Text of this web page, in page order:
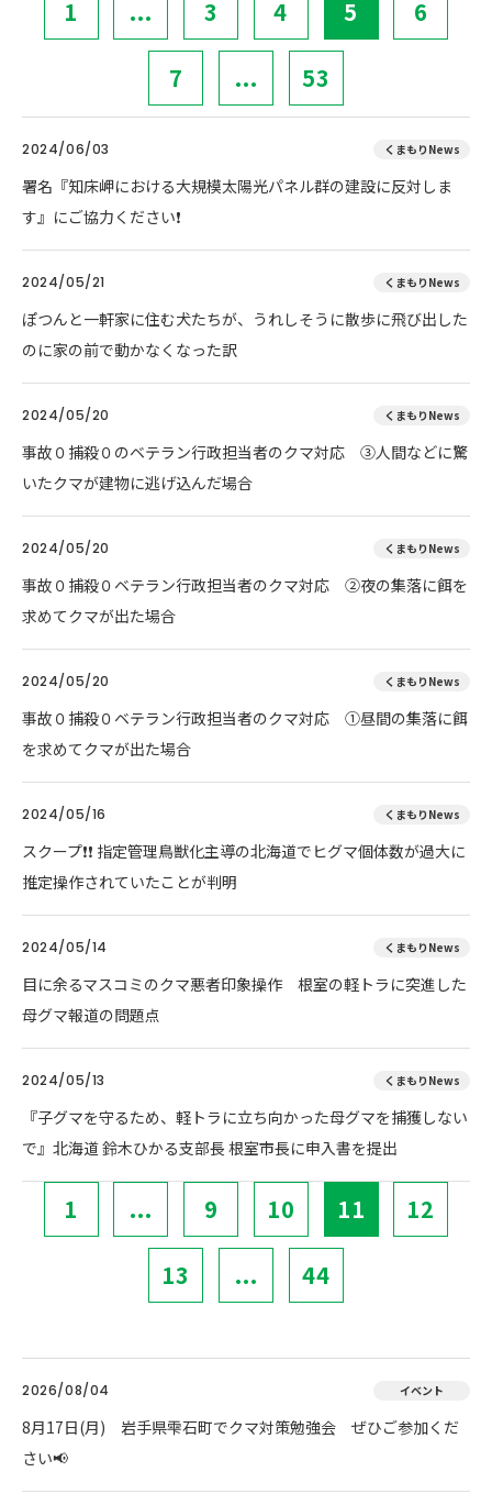
1 ... 3 4 5 6
7 ... 53
2024/06/03 くまもりNews
署名『知床岬における大規模太陽光パネル群の建設に反対しま
す』にご協力ください❗
2024/05/21 くまもりNews
ぽつんと一軒家に住む犬たちが、うれしそうに散歩に飛び出した
のに家の前で動かなくなった訳
2024/05/20 くまもりNews
事故０捕殺０のベテラン行政担当者のクマ対応 ③人間などに驚
いたクマが建物に逃げ込んだ場合
2024/05/20 くまもりNews
事故０捕殺０ベテラン行政担当者のクマ対応 ②夜の集落に餌を
求めてクマが出た場合
2024/05/20 くまもりNews
事故０捕殺０ベテラン行政担当者のクマ対応 ①昼間の集落に餌
を求めてクマが出た場合
2024/05/16 くまもりNews
スクープ❗❗ 指定管理鳥獣化主導の北海道でヒグマ個体数が過大に
推定操作されていたことが判明
2024/05/14 くまもりNews
目に余るマスコミのクマ悪者印象操作 根室の軽トラに突進した
母グマ報道の問題点
2024/05/13 くまもりNews
『子グマを守るため、軽トラに立ち向かった母グマを捕獲しない
で』北海道 鈴木ひかる支部長 根室市長に申入書を提出
1 ... 9 10 11 12
13 ... 44
2026/08/04 イベント
8月17日(月) 岩手県雫石町でクマ対策勉強会 ぜひご参加くだ
さい📢